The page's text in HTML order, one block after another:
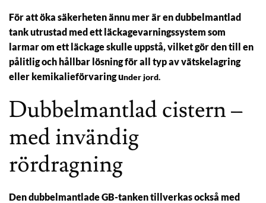
För att öka säkerheten ännu mer är en dubbelmantlad
tank utrustad med ett läckagevarningssystem som
larmar om ett läckage skulle uppstå, vilket gör den till en
pålitlig och hållbar lösning för all typ av vätskelagring
eller kemikalieförvaring under jord.
Dubbelmantlad cistern –
med invändig
rördragning
Den dubbelmantlade GB-tanken tillverkas också med